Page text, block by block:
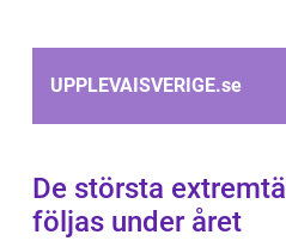
UPPLEVAISVERIGE.se
De största
följas under året